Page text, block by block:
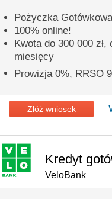
Pożyczka
100% online!
Kwota do 300 000
miesięcy
Prowizja 0%, RRSO
Złóż wniosek
Kredyt
VeloBank